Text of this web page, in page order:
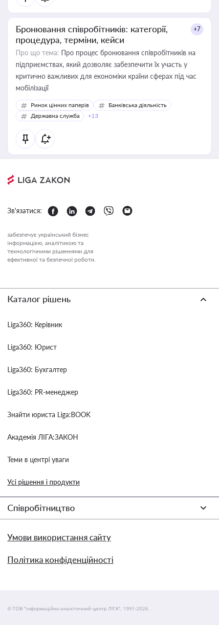
Бронювання співробітників: категорії,
процедура, терміни, кейси
+7
Про що тема: Про процес бронювання співробітників на
підприємствах, який дозволяє забезпечити їх участь у
критично важливих для економіки країни сферах під час
мобілізації
Ринок цінних паперів
Банківська діяльність
Державна служба
+13
Зв'язатися:
забезпечує український бізнес
інформацією, аналітикою та
технологічними рішеннями для
ефективної та безпечної роботи.
Каталог рішень
Liga360: Керівник
Liga360: Юрист
Liga360: Бухгалтер
Liga360: PR-менеджер
Знайти юриста Liga:BOOK
Академія ЛІГА:ЗАКОН
Теми в центрі уваги
Усі рішення і продукти
Співробітництво
Умови використання сайту
Політика конфіденційності
© ТОВ "інформаційно-аналітичний центр ЛІГА", 1991-2026.